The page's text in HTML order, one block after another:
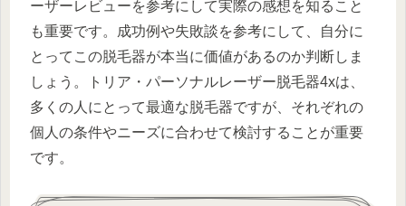
ーザーレビューを参考にして実際の感想を知ること
も重要です。成功例や失敗談を参考にして、自分に
とってこの脱毛器が本当に価値があるのか判断しま
しょう。トリア・パーソナルレーザー脱毛器4xは、
多くの人にとって最適な脱毛器ですが、それぞれの
個人の条件やニーズに合わせて検討することが重要
です。